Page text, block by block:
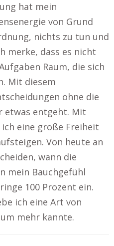
hat mein
von Grund
nichts zu tun und
merke, dass es nicht
Raum, die sich
Mit diesem
ohne die
etwas entgeht. Mit
eine große Freiheit
Von heute an
wann die
mein Bauchgefühl
100 Prozent ein.
ich eine Art von
mehr kannte.